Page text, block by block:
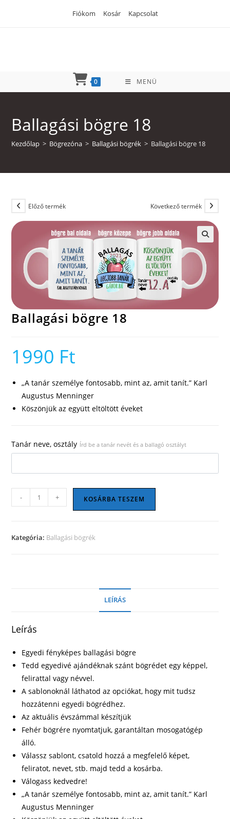
Fiókom Kosár Kapcsolat
0 MENÜ
Ballagási bögre 18
Kezdőlap > Bögrezóna > Ballagási bögrék > Ballagási bögre 18
Előző termék Következő termék
Ballagási bögre 18
1990 Ft
„A tanár személye fontosabb, mint az, amit tanít.” Karl
Augustus Menninger
Köszönjük az együtt eltöltött éveket
Tanár neve, osztály Írd be a tanár nevét és a ballagó osztályt
Ballagási
bögre
mennyiség
- + KOSÁRBA TESZEM
Kategória: Ballagási bögrék
LEÍRÁS
Leírás
Egyedi fényképes ballagási bögre
Tedd egyedivé ajándéknak szánt bögrédet egy képpel,
felirattal vagy névvel.
A sablonoknál láthatod az opciókat, hogy mit tudsz
hozzátenni egyedi bögrédhez.
Az aktuális évszámmal készítjük
Fehér bögrére nyomtatjuk, garantáltan mosogatógép
álló.
Válassz sablont, csatold hozzá a megfelelő képet,
feliratot, nevet, stb. majd tedd a kosárba.
Válogass kedvedre!
„A tanár személye fontosabb, mint az, amit tanít.” Karl
Augustus Menninger